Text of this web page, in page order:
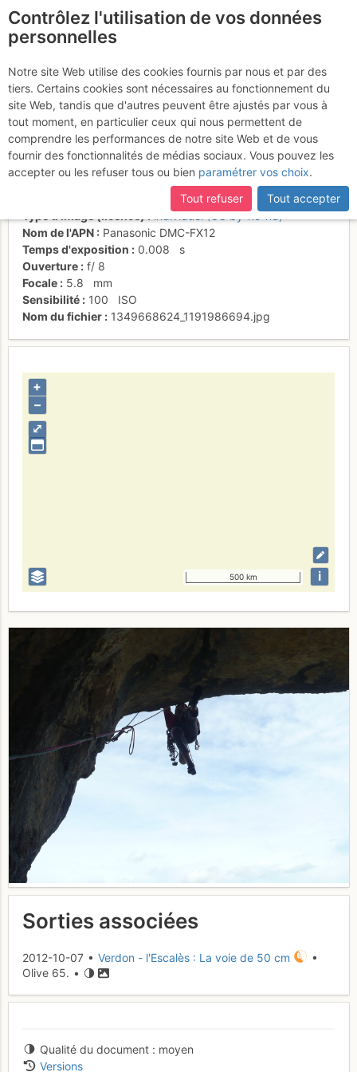
Un beau 6a bien
tranquille comme on aime
Activités
Date/heure
individuel (CC by-nc-nd)
Nom de l'APN
Panasonic DMC-FX12
Temps d'exposition
0.008
s
Ouverture
f/ 8
Focale
5.8
mm
Sensibilité
100
ISO
Nom du fichier
1349668624_1191986694.jpg
⤢
+
–
500 km i
Sorties associées
2012-10-07 • Verdon - l'Escalès : La voie de 50 cm
•
Olive 65. •
Qualité du document
moyen
Versions
Contrôlez l'utilisation de vos données
personnelles
Notre site Web utilise des cookies fournis par nous et par des
tiers. Certains cookies sont nécessaires au fonctionnement du
site Web, tandis que d'autres peuvent être ajustés par vous à
tout moment, en particulier ceux qui nous permettent de
comprendre les performances de notre site Web et de vous
fournir des fonctionnalités de médias sociaux. Vous pouvez les
accepter ou les refuser tous ou bien paramétrer vos choix.
Tout refuser
Tout accepter